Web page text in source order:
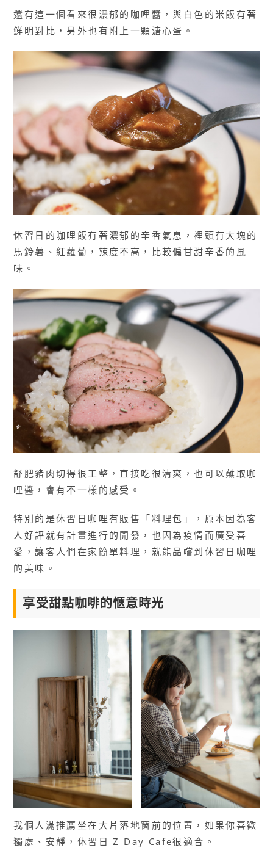
還有這一個看來很濃郁的咖哩醬，與白色的米飯有著
鮮明對比，另外也有附上一顆溏心蛋。
休習日的咖哩飯有著濃郁的辛香氣息，裡頭有大塊的
馬鈴薯、紅蘿蔔，辣度不高，比較偏甘甜辛香的風
味。
舒肥豬肉切得很工整，直接吃很清爽，也可以蘸取咖
哩醬，會有不一樣的感受。
特別的是休習日咖哩有販售「料理包」，原本因為客
人好評就有計畫進行的開發，也因為疫情而廣受喜
愛，讓客人們在家簡單料理，就能品嚐到休習日咖哩
的美味。
享受甜點咖啡的愜意時光
我個人滿推薦坐在大片落地窗前的位置，如果你喜歡
獨處、安靜，休習日 Z Day Cafe很適合。